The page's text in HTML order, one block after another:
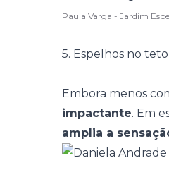
Paula Varga - Jardim
5. Espelhos no teto
Embora menos
impactante. Em
amplia a